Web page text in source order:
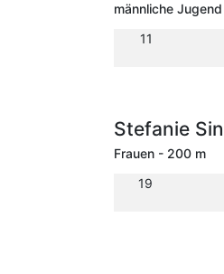
männliche
11
Stefanie
Frauen - 200 m
19